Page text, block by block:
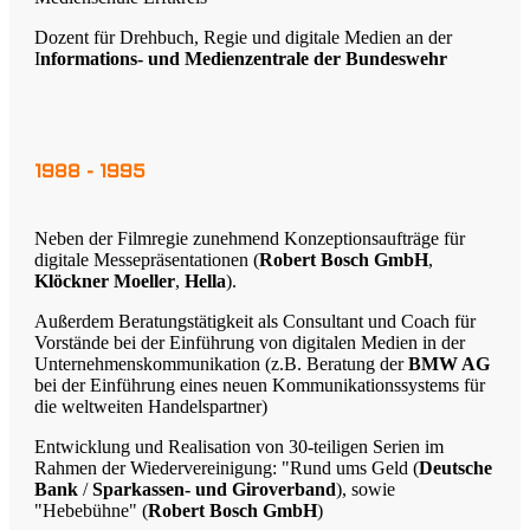
Dozent für Drehbuch, Regie und digitale Medien an der
Informations- und Medienzentrale der Bundeswehr
1988 - 1995
Neben der Filmregie zunehmend Konzeptionsaufträge für
digitale Messepräsentationen (Robert Bosch GmbH,
Klöckner Moeller, Hella).
Außerdem Beratungstätigkeit als Consultant und Coach für
Vorstände bei der Einführung von digitalen Medien in der
Unternehmenskommunikation (z.B. Beratung derBMW AG
bei der Einführung eines neuen Kommunikationssystems für
die weltweiten Handelspartner)
Entwicklung und Realisation von 30-teiligen Serien im
Rahmen der Wiedervereinigung: "Rund ums Geld (Deutsche
Bank /Sparkassen- und Giroverband), sowie
"Hebebühne" (Robert Bosch GmbH)